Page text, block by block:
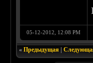
05-12-2012, 12:08 PM
«Предыдущая |